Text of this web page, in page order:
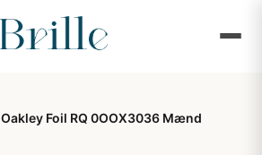
Oakley Foil RQ 0OOX3036 Mænd